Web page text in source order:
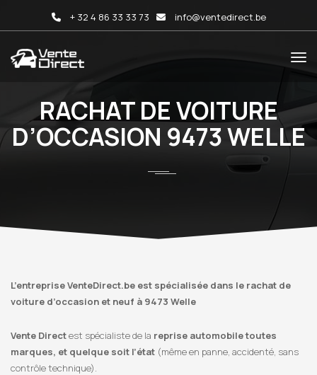
+ 32 4 86 33 33 73 info@ventedirect.be
RACHAT DE VOITURE
D’OCCASION 9473 WELLE
L’entreprise VenteDirect.be est spécialisée dans le rachat de
voiture d’occasion et neuf à 9473 Welle
Vente Directest spécialiste de la reprise automobile toutes
marques, et quelque soit l’état (même en panne, accidenté, sans
contrôle technique).